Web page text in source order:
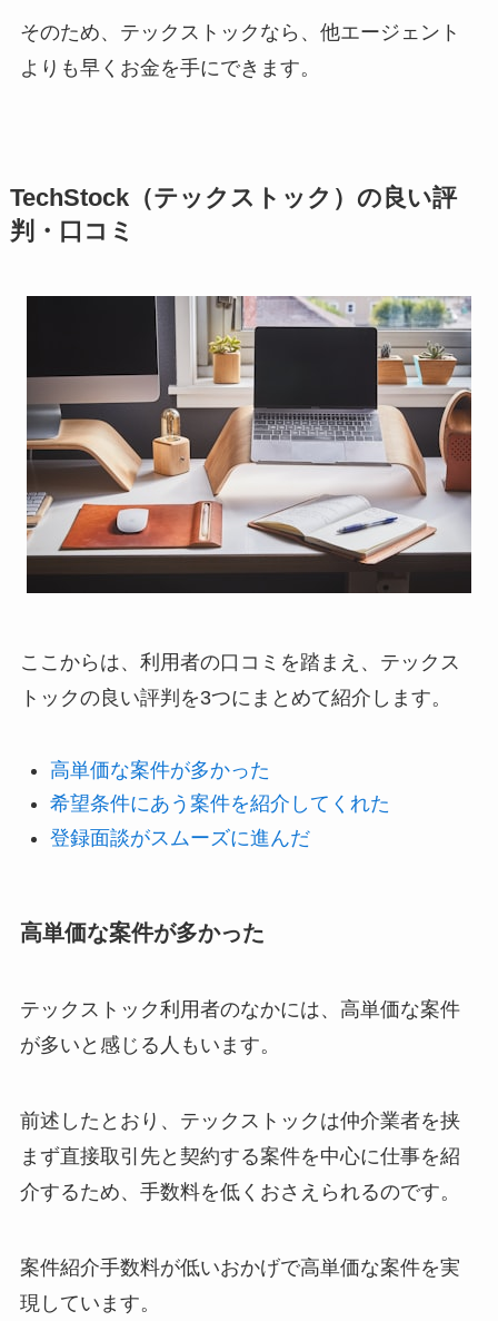
そのため、テックストックなら、他エージェント
よりも早くお金を手にできます。
TechStock（テックストック）の良い評
判・口コミ
ここからは、利用者の口コミを踏まえ、テックス
トックの良い評判を3つにまとめて紹介します。
高単価な案件が多かった
希望条件にあう案件を紹介してくれた
登録面談がスムーズに進んだ
高単価な案件が多かった
テックストック利用者のなかには、高単価な案件
が多いと感じる人もいます。
前述したとおり、テックストックは仲介業者を挟
まず直接取引先と契約する案件を中心に仕事を紹
介するため、手数料を低くおさえられるのです。
案件紹介手数料が低いおかげで高単価な案件を実
現しています。